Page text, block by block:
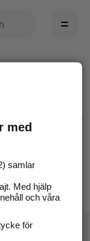
det.
försök igen
med
samlar
Med hjälp
och våra
för